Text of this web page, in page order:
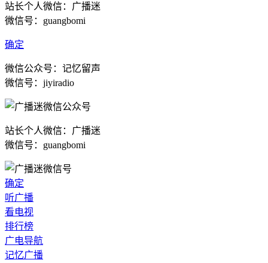
站长个人微信：广播迷
微信号：guangbomi
确定
微信公众号：记忆留声
微信号：jiyiradio
站长个人微信：广播迷
微信号：guangbomi
确定
听广播
看电视
排行榜
广电导航
记忆广播